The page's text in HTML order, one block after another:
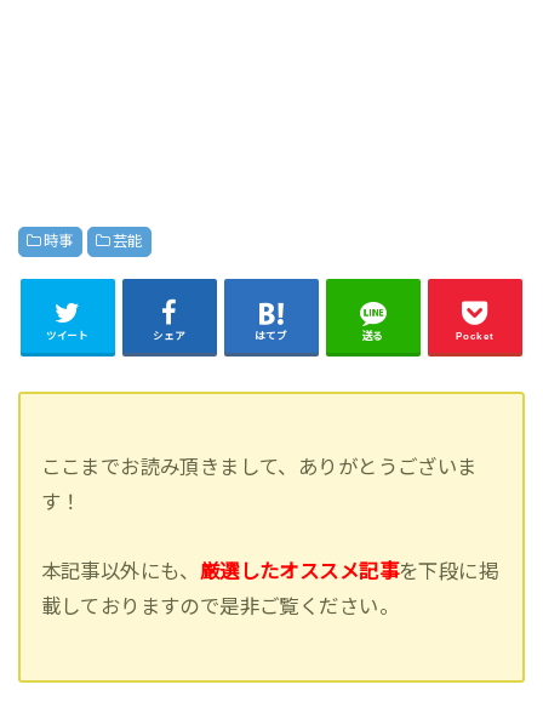
時事 芸能
ツイート シェア はてブ 送る Pocket
ここまでお読み頂きまして、ありがとうございま
す！
本記事以外にも、 厳選したオススメ記事を下段に掲
載しておりますので是非ご覧ください。